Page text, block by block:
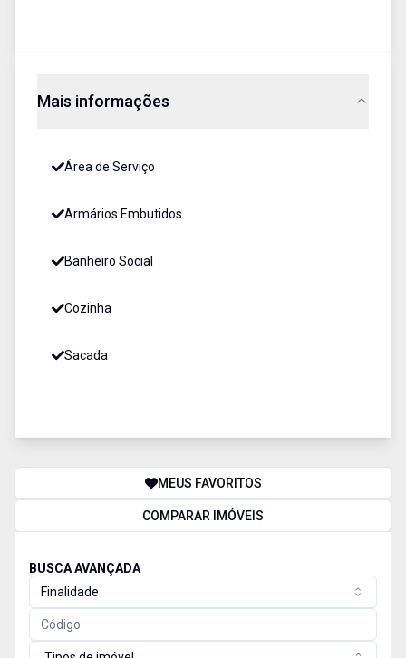
Mais informações
Área de Serviço
Armários Embutidos
Banheiro Social
Cozinha
Sacada
MEUS FAVORITOS
COMPARAR IMÓVEIS
BUSCA AVANÇADA
Finalidade